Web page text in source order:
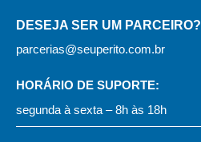
DESEJA SER UM PARCEIRO?
parcerias@seuperito.com.br
HORÁRIO DE SUPORTE:
segunda à sexta – 8h às 18h